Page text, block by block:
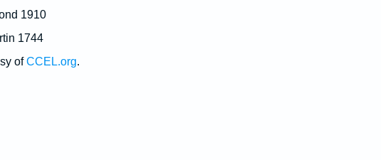
1910
1744
ofCCEL.org.